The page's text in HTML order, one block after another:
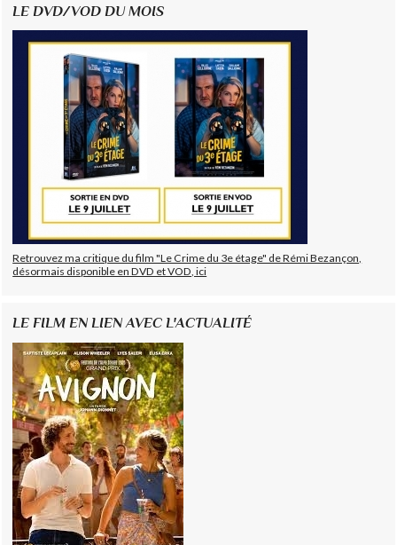
LE DVD/VOD DU MOIS
Retrouvez ma critique du film "Le Crime du 3e étage" de Rémi Bezançon,
désormais disponible en DVD et VOD, ici
LE FILM EN LIEN AVEC L'ACTUALITÉ